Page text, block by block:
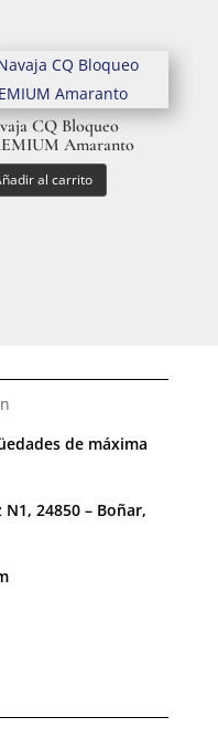
CQ Bloqueo
Amaranto
al carrito
de máxima
24850 – Boñar,